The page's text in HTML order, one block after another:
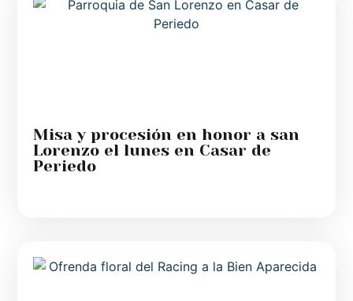
Misa y procesión en honor a san
Lorenzo el lunes en Casar de
Periedo